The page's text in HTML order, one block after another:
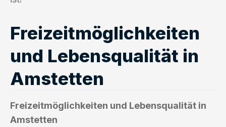
Freizeitmöglichkeiten
und Lebensqualität in
Amstetten
Freizeitmöglichkeiten und Lebensqualität in
Amstetten